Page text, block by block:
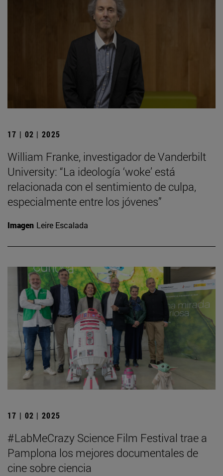
17 | 02 | 2025
William Franke, investigador de Vanderbilt
University: “La ideología ‘woke’ está
relacionada con el sentimiento de culpa,
especialmente entre los jóvenes”
Imagen Leire Escalada
17 | 02 | 2025
#LabMeCrazy Science Film Festival trae a
Pamplona los mejores documentales de
cine sobre ciencia